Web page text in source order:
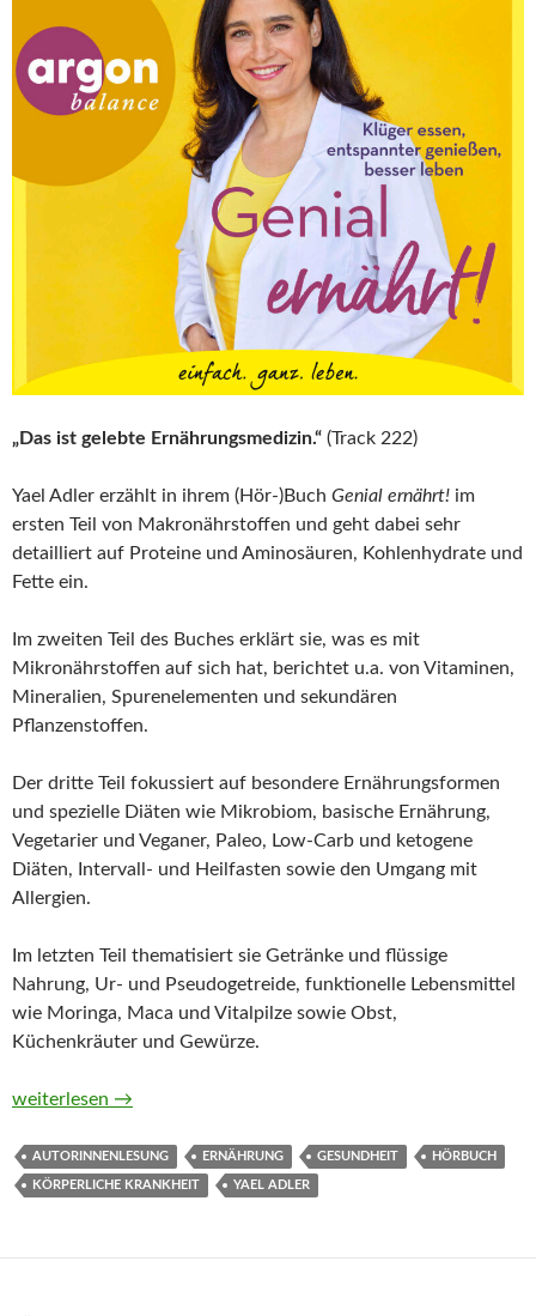
„Das ist gelebte Ernährungsmedizin.“ (Track 222)
Yael Adler erzählt in ihrem (Hör-)Buch Genial ernährt! im
ersten Teil von Makronährstoffen und geht dabei sehr
detailliert auf Proteine und Aminosäuren, Kohlenhydrate und
Fette ein.
Im zweiten Teil des Buches erklärt sie, was es mit
Mikronährstoffen auf sich hat, berichtet u.a. von Vitaminen,
Mineralien, Spurenelementen und sekundären
Pflanzenstoffen.
Der dritte Teil fokussiert auf besondere Ernährungsformen
und spezielle Diäten wie Mikrobiom, basische Ernährung,
Vegetarier und Veganer, Paleo, Low-Carb und ketogene
Diäten, Intervall- und Heilfasten sowie den Umgang mit
Allergien.
Im letzten Teil thematisiert sie Getränke und flüssige
Nahrung, Ur- und Pseudogetreide, funktionelle Lebensmittel
wie Moringa, Maca und Vitalpilze sowie Obst,
Küchenkräuter und Gewürze.
Genial ernährt! Klüger essen, entspannter genießen, besser
weiterlesen →
AUTORINNENLESUNG ERNÄHRUNG GESUNDHEIT HÖRBUCH
KÖRPERLICHE KRANKHEIT YAEL ADLER